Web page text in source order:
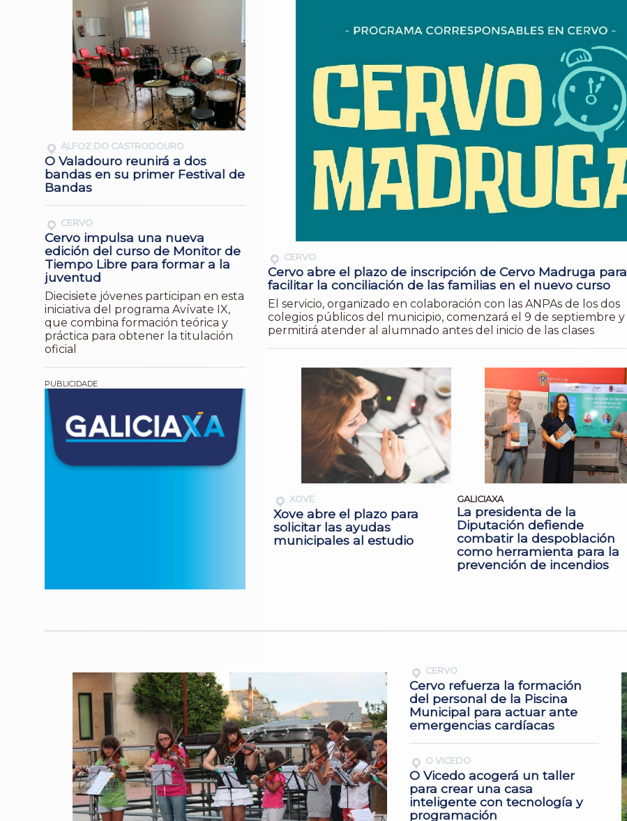
ALFOZ DO CASTRODOURO
O Valadouro reunirá a dos
bandas en su primer Festival de
Bandas
CERVO
Cervo impulsa una nueva
edición del curso de Monitor de
Tiempo Libre para formar a la
juventud
Diecisiete jóvenes participan en esta
iniciativa del programa Avívate IX,
que combina formación teórica y
práctica para obtener la titulación
oficial
CERVO
Cervo abre el plazo de inscripción de Cervo Madruga para
facilitar la conciliación de las familias en el nuevo curso
El servicio, organizado en colaboración con las ANPAs de los dos
colegios públicos del municipio, comenzará el 9 de septiembre y
permitirá atender al alumnado antes del inicio de las clases
XOVE
Xove abre el plazo para
solicitar las ayudas
municipales al estudio
GALICIAXA
La presidenta de la
Diputación defiende
combatir la despoblación
como herramienta para la
prevención de incendios
CERVO
Cervo refuerza la formación
del personal de la Piscina
Municipal para actuar ante
emergencias cardíacas
O VICEDO
O Vicedo acogerá un taller
para crear una casa
inteligente con tecnología y
programación